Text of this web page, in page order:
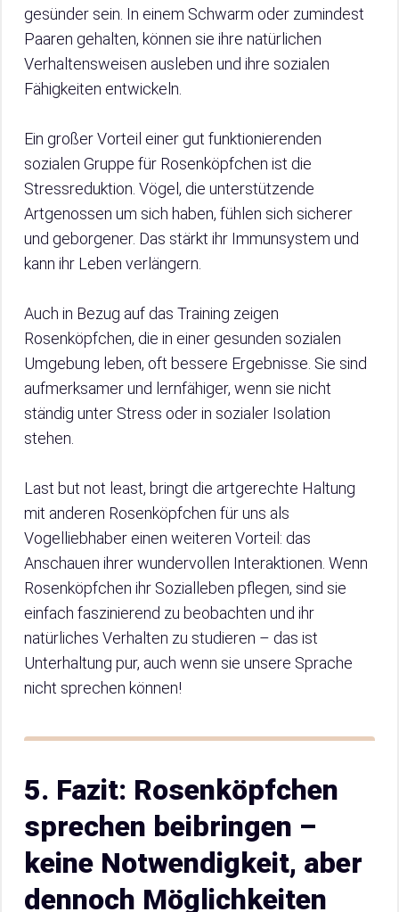
gesünder sein. In einem Schwarm oder zumindest
Paaren gehalten, können sie ihre natürlichen
Verhaltensweisen ausleben und ihre sozialen
Fähigkeiten entwickeln.
Ein großer Vorteil einer gut funktionierenden
sozialen Gruppe für Rosenköpfchen ist die
Stressreduktion. Vögel, die unterstützende
Artgenossen um sich haben, fühlen sich sicherer
und geborgener. Das stärkt ihr Immunsystem und
kann ihr Leben verlängern.
Auch in Bezug auf das Training zeigen
Rosenköpfchen, die in einer gesunden sozialen
Umgebung leben, oft bessere Ergebnisse. Sie sind
aufmerksamer und lernfähiger, wenn sie nicht
ständig unter Stress oder in sozialer Isolation
stehen.
Last but not least, bringt die artgerechte Haltung
mit anderen Rosenköpfchen für uns als
Vogelliebhaber einen weiteren Vorteil: das
Anschauen ihrer wundervollen Interaktionen. Wenn
Rosenköpfchen ihr Sozialleben pflegen, sind sie
einfach faszinierend zu beobachten und ihr
natürliches Verhalten zu studieren – das ist
Unterhaltung pur, auch wenn sie unsere Sprache
nicht sprechen können!
5. Fazit: Rosenköpfchen
sprechen beibringen –
keine Notwendigkeit, aber
dennoch Möglichkeiten